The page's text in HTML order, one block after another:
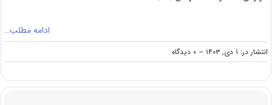
ادامه مطلب…
انتشار در: ۱ دی, ۱۴۰۳ -- ۰ دیدگاه
on
سوالات
پاسخنامه